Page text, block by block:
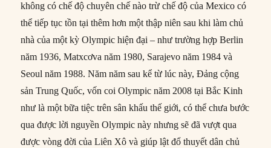
không có chế độ chuyên chế nào trừ chế độ của Mexico có
thể tiếp tục tồn tại thêm hơn một thập niên sau khi làm chủ
nhà của một kỳ Olympic hiện đại – như trường hợp Berlin
năm 1936, Matxcơva năm 1980, Sarajevo năm 1984 và
Seoul năm 1988. Năm năm sau kể từ lúc này, Đảng cộng
sản Trung Quốc, vốn coi Olympic năm 2008 tại Bắc Kinh
như là một bữa tiệc trên sân khấu thế giới, có thể chưa bước
qua được lời nguyền Olympic này nhưng sẽ đã vượt qua
được vòng đời của Liên Xô và giúp lật đổ thuyết dân chủ